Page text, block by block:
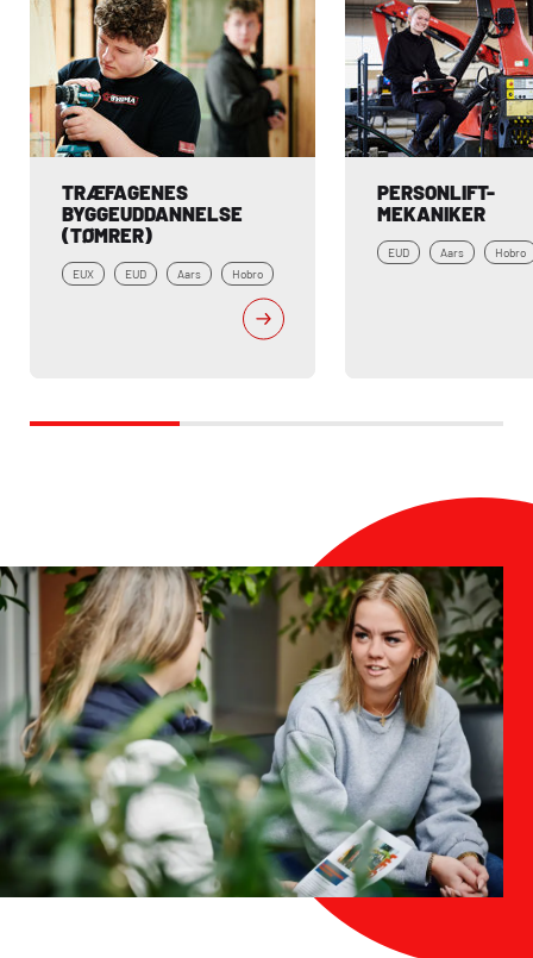
TRÆFAGENES
BYGGEUDDANNELSE
(TØMRER)
EUX EUD Aars Hobro
PERSONLIFT-
MEKANIKER
EUD Aars Hobro